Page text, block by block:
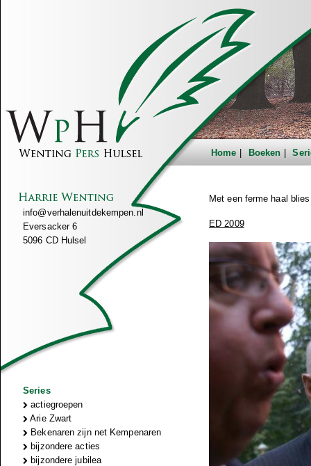
Home Boeken
info@verhalenuitdekempen.nl
Eversacker 6
5096 CD Hulsel
Series
actiegroepen
Arie Zwart
Bekenaren zijn net Kempenaren
bijzondere acties
bijzondere jubilea
Met een ferme haal
ED 2009